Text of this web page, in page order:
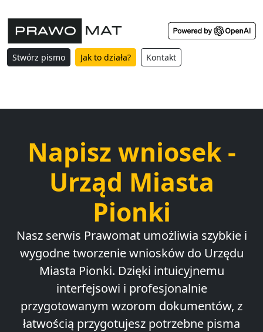
Stwórz pismo Jak to działa? Kontakt
Napisz wniosek -
Urząd Miasta
Pionki
Nasz serwis Prawomat umożliwia szybkie i
wygodne tworzenie wniosków do Urzędu
Miasta Pionki. Dzięki intuicyjnemu
interfejsowi i profesjonalnie
przygotowanym wzorom dokumentów, z
łatwością przygotujesz potrzebne pisma